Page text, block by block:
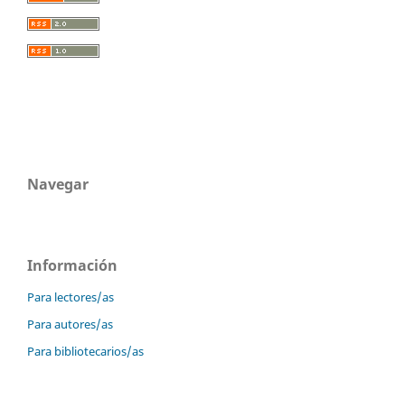
Navegar
Información
Para lectores/as
Para autores/as
Para bibliotecarios/as